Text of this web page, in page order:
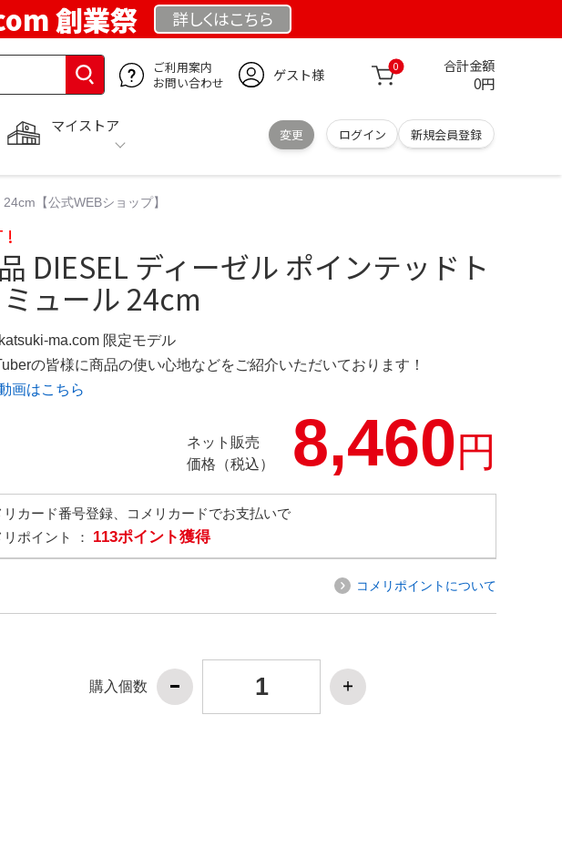
創業祭 詳しくはこちら
ご利用案内
お問い合わせ
ゲスト様 0 合計金額
0円
マイストア
変更 ログイン 新規会員登録
【公式WEBショップ】
!
DIESEL ディーゼル ポインテッドト
ミュール 24cm
ma.com 限定モデル
の皆様に商品の使い心地などをご紹介いただいております！
画はこちら
ネット販売
価格（税込）
8,460円
リカード番号登録、コメリカードでお支払いで
リポイント ： 113ポイント獲得
コメリポイントについて
購入個数